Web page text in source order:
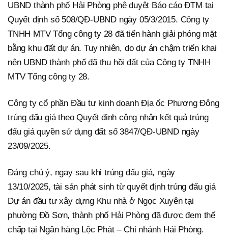
UBND thành phố Hải Phòng phê duyệt Báo cáo ĐTM tại
Quyết định số 508/QĐ-UBND ngày 05/3/2015. Công ty
TNHH MTV Tổng công ty 28 đã tiến hành giải phóng mặt
bằng khu đất dự án. Tuy nhiên, do dự án chậm triển khai
nên UBND thành phố đã thu hồi đất của Công ty TNHH
MTV Tổng công ty 28.
Công ty cổ phần Đầu tư kinh doanh Địa ốc Phương Đông
trúng đấu giá theo Quyết định công nhận kết quả trúng
đấu giá quyền sử dụng đất số 3847/QĐ-UBND ngày
23/09/2025.
Đáng chú ý, ngay sau khi trúng đấu giá, ngày
13/10/2025, tài sản phát sinh từ quyết định trúng đấu giá
Dự án đầu tư xây dựng Khu nhà ở Ngọc Xuyên tại
phường Đồ Sơn, thành phố Hải Phòng đã được đem thế
chấp tại Ngân hàng Lộc Phát – Chi nhánh Hải Phòng.